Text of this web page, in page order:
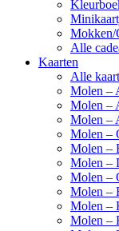
Mokken/
Alle
Kaarten
Alle
Molen –
Molen –
Molen –
Molen –
Molen –
Molen –
Molen –
Molen –
Molen –
Molen –